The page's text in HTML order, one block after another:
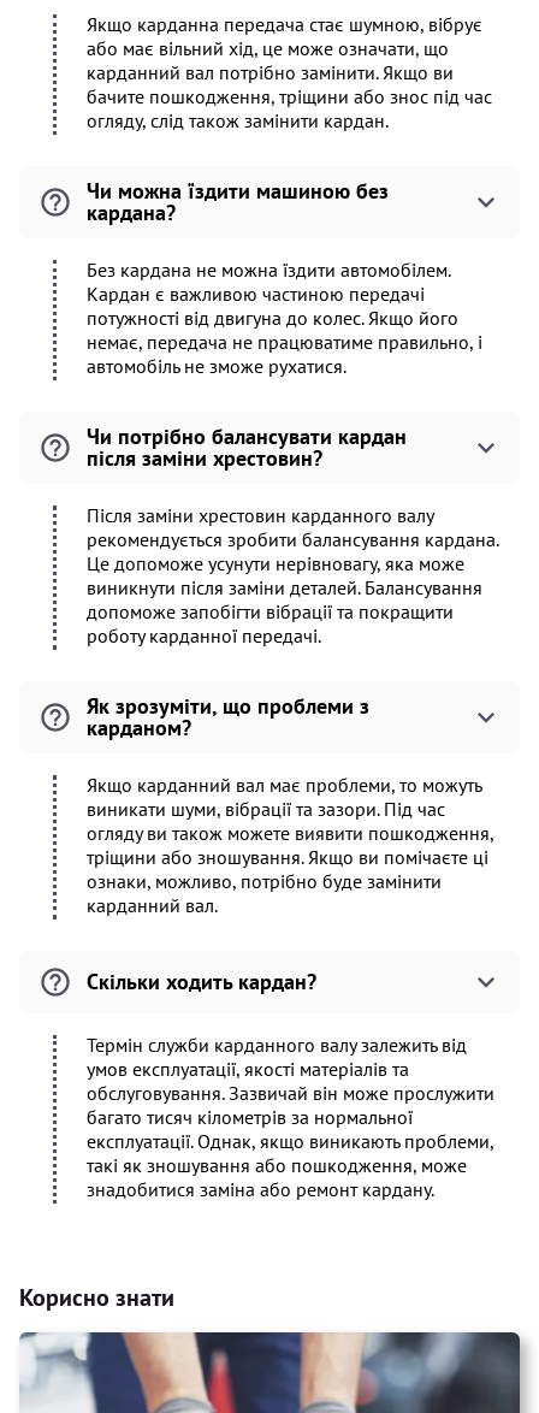
Якщо карданна передача стає шумною, вібрує
або має вільний хід, це може означати, що
карданний вал потрібно замінити. Якщо ви
бачите пошкодження, тріщини або знос під час
огляду, слід також замінити кардан.
Чи можна їздити машиною без
кардана?
Без кардана не можна їздити автомобілем.
Кардан є важливою частиною передачі
потужності від двигуна до колес. Якщо його
немає, передача не працюватиме правильно, і
автомобіль не зможе рухатися.
Чи потрібно балансувати кардан
після заміни хрестовин?
Після заміни хрестовин карданного валу
рекомендується зробити балансування кардана.
Це допоможе усунути нерівновагу, яка може
виникнути після заміни деталей. Балансування
допоможе запобігти вібрації та покращити
роботу карданної передачі.
Як зрозуміти, що проблеми з
карданом?
Якщо карданний вал має проблеми, то можуть
виникати шуми, вібрації та зазори. Під час
огляду ви також можете виявити пошкодження,
тріщини або зношування. Якщо ви помічаєте ці
ознаки, можливо, потрібно буде замінити
карданний вал.
Скільки ходить кардан?
Термін служби карданного валу залежить від
умов експлуатації, якості матеріалів та
обслуговування. Зазвичай він може прослужити
багато тисяч кілометрів за нормальної
експлуатації. Однак, якщо виникають проблеми,
такі як зношування або пошкодження, може
знадобитися заміна або ремонт кардану.
Корисно знати